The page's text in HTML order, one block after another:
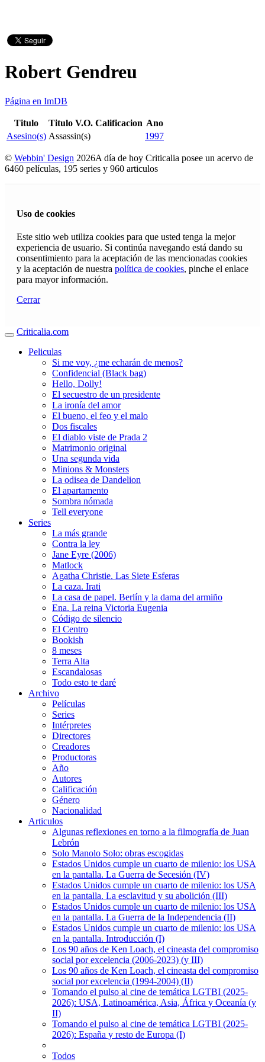
Robert Gendreu
Página en ImDB
Titulo Titulo V.O. Calificacion Ano
Asesino(s) Assassin(s) 1997
© Webbin' Design 2026A día de hoy Criticalia posee un acervo de
6460 películas, 195 series y 960 articulos
Uso de cookies
Este sitio web utiliza cookies para que usted tenga la mejor
experiencia de usuario. Si continúa navegando está dando su
consentimiento para la aceptación de las mencionadas cookies
y la aceptación de nuestra política de cookies, pinche el enlace
para mayor información.
Cerrar
Criticalia.com
Peliculas
Si me voy, ¿me echarán de menos?
Confidencial (Black bag)
Hello, Dolly!
El secuestro de un presidente
La ironía del amor
El bueno, el feo y el malo
Dos fiscales
El diablo viste de Prada 2
Matrimonio original
Una segunda vida
Minions & Monsters
La odisea de Dandelion
El apartamento
Sombra nómada
Tell everyone
Series
La más grande
Contra la ley
Jane Eyre (2006)
Matlock
Agatha Christie. Las Siete Esferas
La caza. Irati
La casa de papel. Berlín y la dama del armiño
Ena. La reina Victoria Eugenia
Código de silencio
El Centro
Bookish
8 meses
Terra Alta
Escandalosas
Todo esto te daré
Archivo
Películas
Series
Intérpretes
Directores
Creadores
Productoras
Año
Autores
Calificación
Género
Nacionalidad
Articulos
Algunas reflexiones en torno a la filmografía de Juan
Lebrón
Solo Manolo Solo: obras escogidas
Estados Unidos cumple un cuarto de milenio: los USA
en la pantalla. La Guerra de Secesión (IV)
Estados Unidos cumple un cuarto de milenio: los USA
en la pantalla. La esclavitud y su abolición (III)
Estados Unidos cumple un cuarto de milenio: los USA
en la pantalla. La Guerra de la Independencia (II)
Estados Unidos cumple un cuarto de milenio: los USA
en la pantalla. Introducción (I)
Los 90 años de Ken Loach, el cineasta del compromiso
social por excelencia (2006-2023) (y III)
Los 90 años de Ken Loach, el cineasta del compromiso
social por excelencia (1994-2004) (II)
Tomando el pulso al cine de temática LGTBI (2025-
2026): USA, Latinoamérica, Asia, África y Oceanía (y
II)
Tomando el pulso al cine de temática LGTBI (2025-
2026): España y resto de Europa (I)
Todos